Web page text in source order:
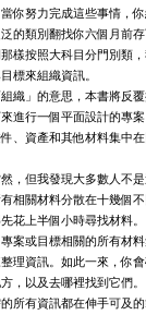
你努力完成這些事情，
的類別翻找你六個月前存
樣按照大科目分門別類
標來組織資訊。
織」的意思，本書將反覆
進行一個平面設計的專
、資產和其他材料集中
，但我發現大多數人不
相關材料分散在十幾個
花上半個小時尋找材料。
案或目標相關的所有材
理資訊。如此一來，你
，以及去哪裡找到它們。
所有資訊都在伸手可及